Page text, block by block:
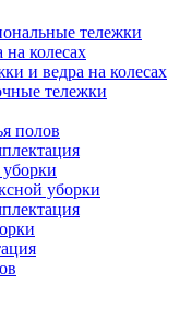
тележки
колесах
и ведра на колесах
тележки
полов
уборки